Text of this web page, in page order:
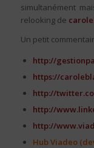
simultanément
relooking de
Un petit
http://
https://
http://
http://
http://
Hub Viadeo